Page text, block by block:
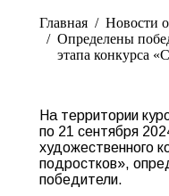
Главная
Новости
Определены
этапа конкурса
На территории
по 21 сентября
художественного
подростков»,
победители.